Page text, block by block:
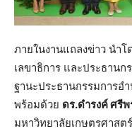
ภายในงานแถลงข่าว นำโ
เลขาธิการ และประธานก
ฐานะประธานกรรมการอ
พร้อมด้วย ดร.ดำรงค์ ศรีพ
มหาวิทยาลัยเกษตรศาส